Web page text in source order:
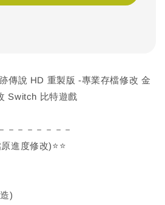
傳說 HD 重製版 -專業存檔修改 金
Switch 比特遊戲
－－－－－－－
進度修改)⭐⭐
)